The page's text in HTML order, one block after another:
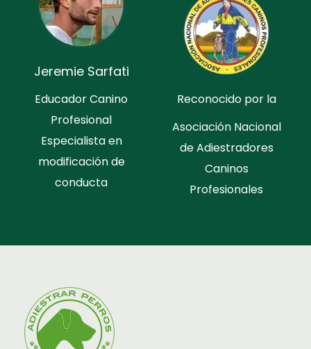
Jeremie Sarfati
Educador Canino
Profesional
Especialista en
modificación de
conducta
Reconocido por la
Asociación Nacional
de Adiestradores
Caninos
Profesionales